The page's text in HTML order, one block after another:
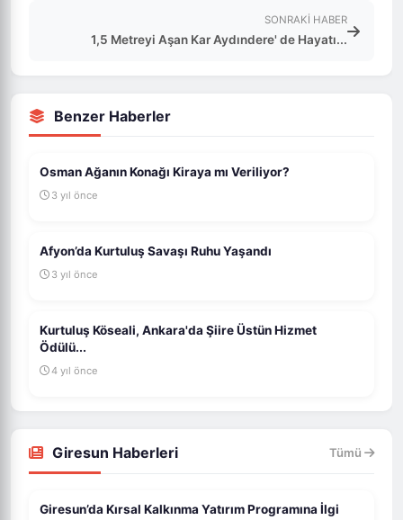
SONRAKI HABER
1,5 Metreyi Aşan Kar Aydındere' de Hayatı...
Benzer Haberler
Osman Ağanın Konağı Kiraya mı Veriliyor?
3 yıl önce
Afyon’da Kurtuluş Savaşı Ruhu Yaşandı
3 yıl önce
Kurtuluş Köseali, Ankara'da Şiire Üstün Hizmet
Ödülü...
4 yıl önce
Giresun Haberleri Tümü
Giresun’da Kırsal Kalkınma Yatırım Programına İlgi